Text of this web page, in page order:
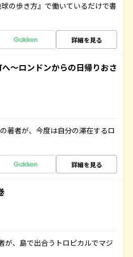
の歩き方』で働いているだけで書
詳細を見る
～ロンドンからの日帰りおさ
著者が、今度は自分の滞在するロ
詳細を見る
が、島で出合うトロピカルでマジ